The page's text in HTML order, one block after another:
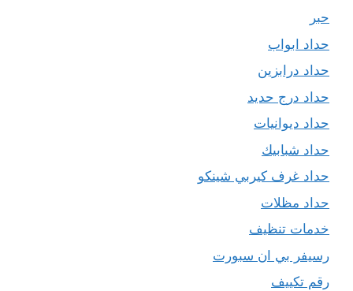
حبر
حداد ابواب
حداد درابزين
حداد درج حديد
حداد ديوانيات
حداد شبابيك
حداد غرف كيربي شينكو
حداد مظلات
خدمات تنظيف
رسيفر بي ان سبورت
رقم تكييف